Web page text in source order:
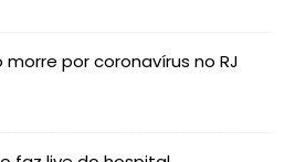
morre por coronavírus no RJ